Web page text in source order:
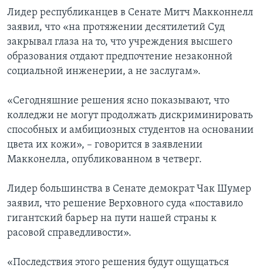
Лидер республиканцев в Сенате Митч Макконнелл
заявил, что «на протяжении десятилетий Суд
закрывал глаза на то, что учреждения высшего
образования отдают предпочтение незаконной
социальной инженерии, а не заслугам».
«Сегодняшние решения ясно показывают, что
колледжи не могут продолжать дискриминировать
способных и амбициозных студентов на основании
цвета их кожи», – говорится в заявлении
Макконелла, опубликованном в четверг.
Лидер большинства в Сенате демократ Чак Шумер
заявил, что решение Верховного суда «поставило
гигантский барьер на пути нашей страны к
расовой справедливости».
«Последствия этого решения будут ощущаться